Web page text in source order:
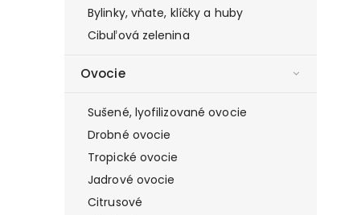
Bylinky, vňate, klíčky a huby
Cibuľová zelenina
Ovocie
Sušené, lyofilizované ovocie
Drobné ovocie
Tropické ovocie
Jadrové ovocie
Citrusové